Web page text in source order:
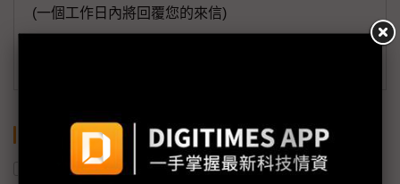
(一個工作日內將回覆您的來信)
關鍵字
產能 出貨量 營收